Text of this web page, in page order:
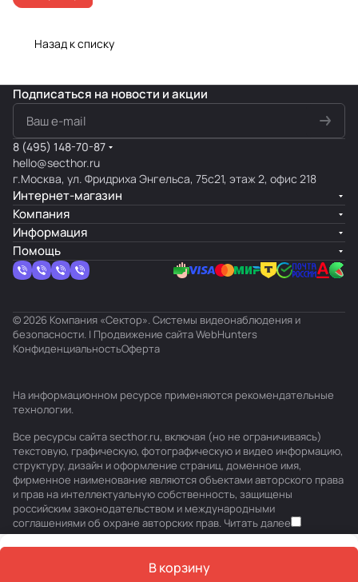
Назад к списку
В корзину
Подписаться на новости и акции
8 (495) 148-70-87
hello@secthor.ru
г.Москва, ул. Фридриха Энгельса, 75с21, этаж 2, офис 218
Интернет-магазин
Компания
Информация
Помощь
© 2026 Компания «Сектор». Системы видеонаблюдения и
безопасности. | Продвижение сайтаWebHunters
КонфиденциальностьОферта
На информационном ресурсе применяются рекомендательные
технологии.
Все ресурсы сайта secthor.ru, включая (но не ограничиваясь)
текстовую, графическую, фотографическую и видео информацию,
структуру, дизайн и оформление страниц, доменное имя,
фирменное наименование являются объектами авторского права
и прав на интеллектуальную собственность, защищены
российским законодательством и международными
соглашениями об охране авторских прав. Читать далее